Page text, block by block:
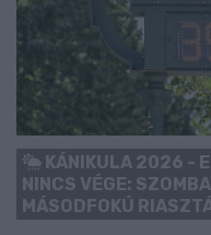
KÁNIKULA 2026 -
NINCS VÉGE:
MÁSODFOKÚ